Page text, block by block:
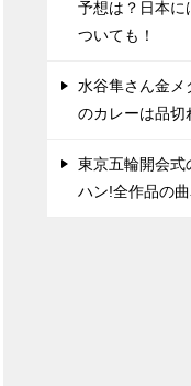
予想は？日本に
ついても！
水谷隼さん金メ
のカレーは品切
東京五輪開会式
ハン!全作品の